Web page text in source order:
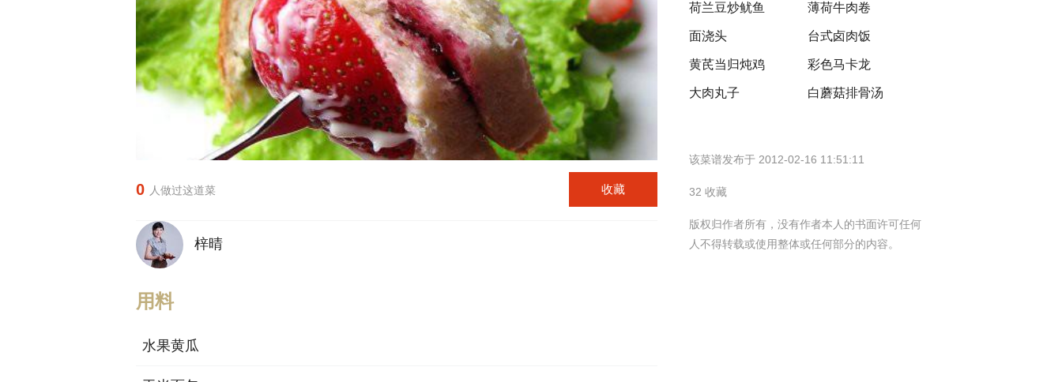
0 人做过这道菜 收藏
梓晴
用料
水果黄瓜
荷兰豆炒鱿鱼
面浇头
黄芪当归炖鸡
大肉丸子
薄荷牛肉卷
台式卤肉饭
彩色马卡龙
白蘑菇排骨汤
该菜谱发布于 2012-02-16 11:51:11
32 收藏
版权归作者所有，没有作者本人的书面许可任何
人不得转载或使用整体或任何部分的内容。